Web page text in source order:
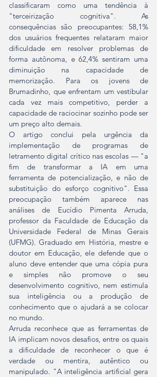
classificaram como uma tendência à
"terceirização cognitiva". As
consequências são preocupantes: 58,1%
dos usuários frequentes relataram maior
dificuldade em resolver problemas de
forma autônoma, e 62,4% sentiram uma
diminuição na capacidade de
memorização. Para os jovens de
Brumadinho, que enfrentam um vestibular
cada vez mais competitivo, perder a
capacidade de raciocinar sozinho pode ser
um preço alto demais.
O artigo conclui pela urgência da
implementação de programas de
letramento digital crítico nas escolas — "a
fim de transformar a IA em uma
ferramenta de potencialização, e não de
substituição do esforço cognitivo". Essa
preocupação também aparece nas
análises de Eucídio Pimenta Arruda,
professor da Faculdade de Educação da
Universidade Federal de Minas Gerais
(UFMG). Graduado em História, mestre e
doutor em Educação, ele defende que o
aluno deve entender que uma cópia pura
e simples não promove o seu
desenvolvimento cognitivo, nem estimula
sua inteligência ou a produção de
conhecimento que o ajudará a se colocar
no mundo.
Arruda reconhece que as ferramentas de
IA implicam novos desafios, entre os quais
a dificuldade de reconhecer o que é
verdade ou mentira, autêntico ou
manipulado. "A inteligência artificial gera